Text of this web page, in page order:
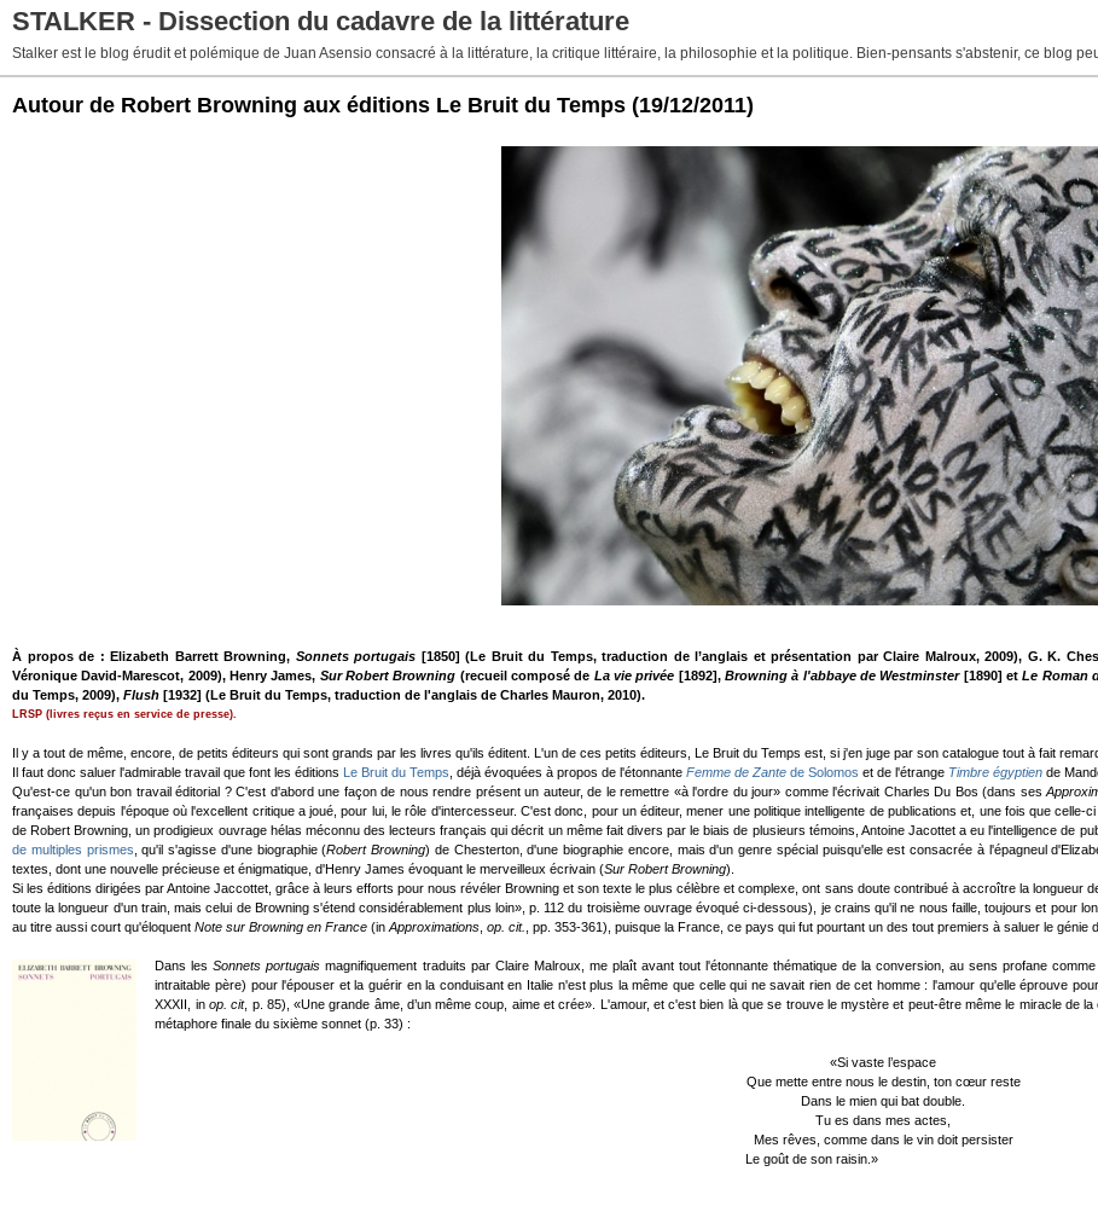
STALKER - Dissection du cadavre de la littérature
Stalker est le blog érudit et polémique de Juan Asensio consacré à la littérature, la critique littéraire, la philosophie et la politique. Bien-pensants s'abstenir, ce blog
Autour de Robert Browning aux éditions Le Bruit du Temps (19/12/2011)
À propos de : Elizabeth Barrett Browning, Sonnets portugais [1850] (Le Bruit du Temps, traduction de l’anglais et présentation par Claire Malroux, 2009), G. K.
Véronique David-Marescot, 2009), Henry James, Sur Robert Browning (recueil composé de La vie privée [1892], Browning à l'abbaye de Westminster[1890] etLe Roman
du Temps, 2009), Flush [1932] (Le Bruit du Temps, traduction de l'anglais de Charles Mauron, 2010).
LRSP (livres reçus en service de presse).
Il y a tout de même, encore, de petits éditeurs qui sont grands par les livres qu'ils éditent. L'un de ces petits éditeurs, Le Bruit du Temps est, si j'en juge par son catalogue tout à fait
Il faut donc saluer l'admirable travail que font les éditions
Le Bruit du Temps , déjà évoquées à propos de l'étonnante Femme de Zante de Solomos et de l'étrange Timbre égyptien de
Qu'est-ce qu'un bon travail éditorial ? C'est d'abord une façon de nous rendre présent un auteur, de le remettre «à l'ordre du jour» comme l'écrivait Charles Du Bos (dans ses
françaises depuis l'époque où l'excellent critique a joué, pour lui, le rôle d'intercesseur. C'est donc, pour un éditeur, mener une politique intelligente de publications et, une fois que celle-
de Robert Browning, un prodigieux ouvrage hélas méconnu des lecteurs français qui décrit un même fait divers par le biais de plusieurs témoins, Antoine Jacottet a eu l'intelligence de
de multiples prismes , qu'il s'agisse d'une biographie (Robert Browning) de Chesterton, d'une biographie encore, mais d'un genre spécial puisqu'elle est consacrée à l'épagneul
textes, dont une nouvelle précieuse et énigmatique, d'Henry James évoquant le merveilleux écrivain (Sur Robert Browning).
Si les éditions dirigées par Antoine Jaccottet, grâce à leurs efforts pour nous révéler Browning et son texte le plus célèbre et complexe, ont sans doute contribué à accroître la longueur
toute la longueur d'un train, mais celui de Browning s'étend considérablement plus loin», p. 112 du troisième ouvrage évoqué ci-dessous), je crains qu'il ne nous faille, toujours et pour
au titre aussi court qu'éloquent Note sur Browning en France (in Approximations op. cit. , pp. 353-361), puisque la France, ce pays qui fut pourtant un des tout premiers à saluer le
Dans lesSonnets portugais magnifiquement traduits par Claire Malroux, me plaît avant tout l'étonnante thématique de la conversion, au sens profane
intraitable père) pour l'épouser et la guérir en la conduisant en Italie n'est plus la même que celle qui ne savait rien de cet homme : l'amour qu'elle éprouve
XXXII, in op. cit, p. 85), «Une grande âme, d’un même coup, aime et crée». L'amour, et c'est bien là que se trouve le mystère et peut-être même le miracle de
métaphore finale du sixième sonnet (p. 33) :
«Si vaste l’espace
Que mette entre nous le destin, ton cœur reste
Dans le mien qui bat double.
Tu es dans mes actes,
Mes rêves, comme dans le vin doit persister
Le goût de son raisin.»